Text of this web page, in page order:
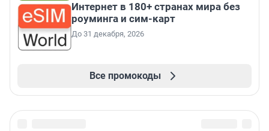
Интернет в 180+ странах мира без
роуминга и сим-карт
До 31 декабря, 2026
Все промокоды